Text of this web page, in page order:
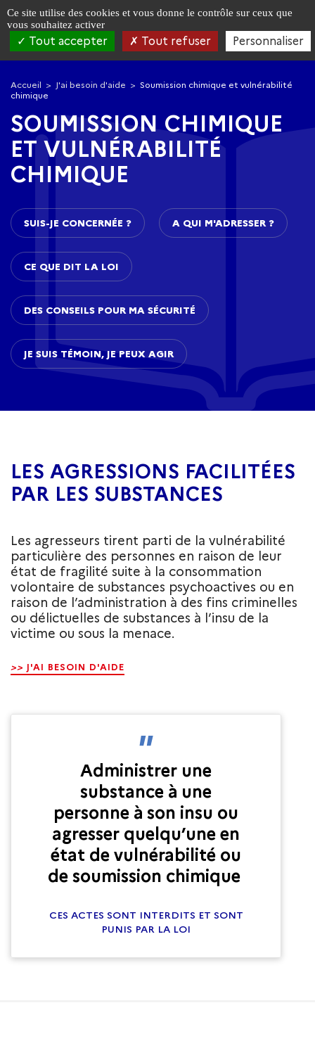
contenu
Accueil J'ai besoin d'aide
Soumission chimique et vulnérabilité
chimique
SOUMISSION CHIMIQUE
ET VULNÉRABILITÉ
CHIMIQUE
SUIS-JE CONCERNÉE ? A QUI M'ADRESSER ?
CE QUE DIT LA LOI
DES CONSEILS POUR MA SÉCURITÉ
JE SUIS TÉMOIN, JE PEUX AGIR
LES AGRESSIONS FACILITÉES
PAR LES SUBSTANCES
Les agresseurs tirent parti de la vulnérabilité
particulière des personnes en raison de leur
état de fragilité suite à la consommation
volontaire de substances psychoactives ou en
raison de l’administration à des fins criminelles
ou délictuelles de substances à l’insu de la
victime ou sous la menace.
>> J'AI BESOIN D'AIDE
Administrer une
substance à une
personne à son insu ou
agresser quelqu’une en
état de vulnérabilité ou
de soumission chimique
CES ACTES SONT INTERDITS ET SONT
PUNIS PAR LA LOI
Panneau de gestion des cookies
Ce site utilise des cookies et vous donne le contrôle sur ceux que
vous souhaitez activer
Tout accepter Tout refuser Personnaliser